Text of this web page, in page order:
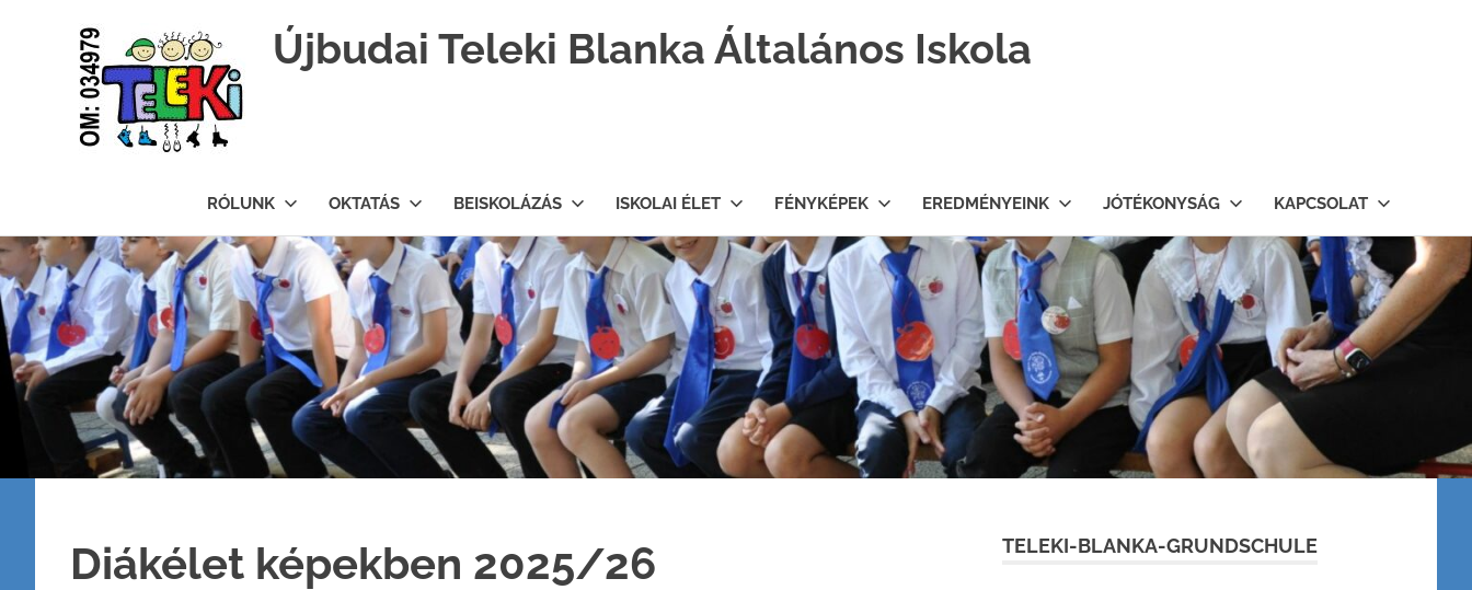
Skip
to
content
Újbudai Teleki Blanka Általános Iskola
RÓLUNK OKTATÁS BEISKOLÁZÁS ISKOLAI ÉLET FÉNYKÉPEK EREDMÉNYEINK JÓTÉKONYSÁG KAPCSOLAT
Diákélet képekben 2025/26 TELEKI-BLANKA-GRUNDSCHULE